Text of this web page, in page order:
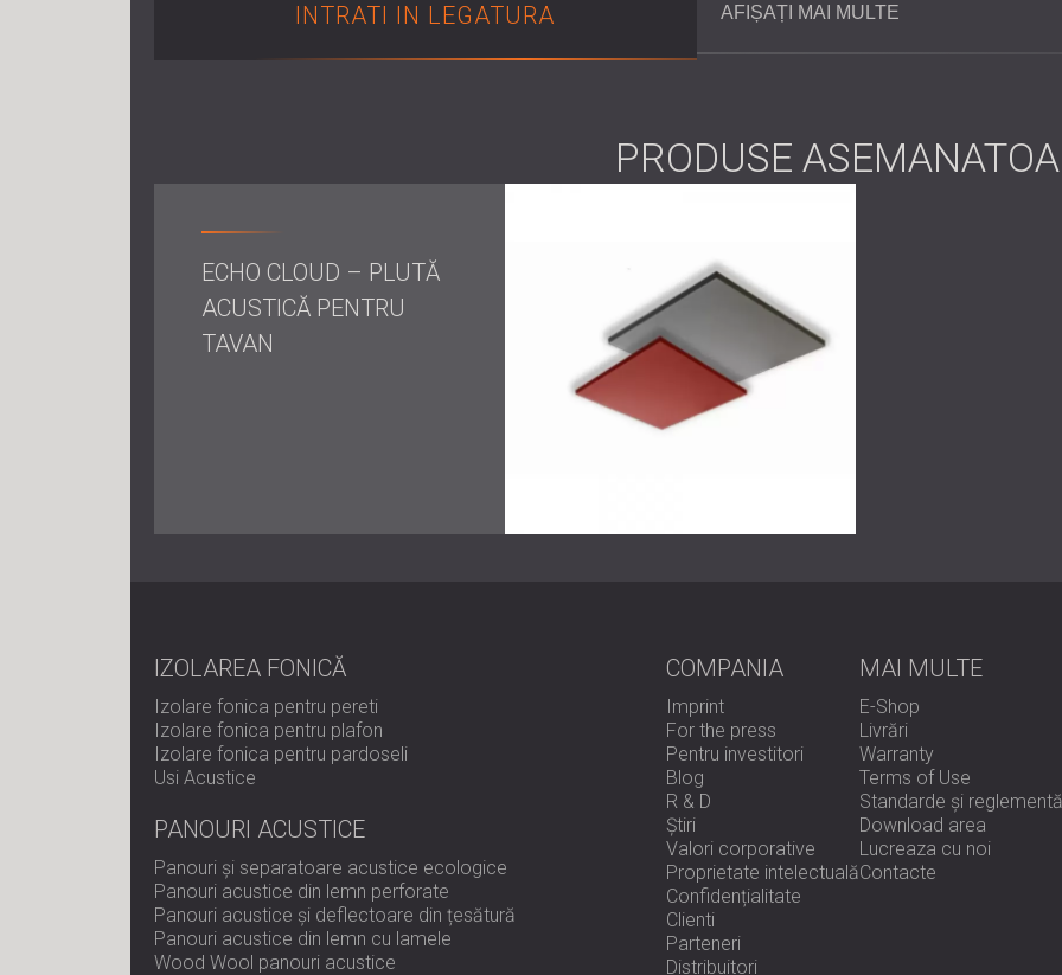
INTRATI IN LEGATURA
acustice superioare, în timp ce se îmbină
selectat cu atenție pentru a se potrivi cu
îmbunătățită a vorbirii, asigurând o
confortabil și mai plăcut pentru meseni.
oferit un accent izbitor, ridicând atmosfera
Importanța acusticii în
Spațiile culturale și istorice sunt adesea
acustica, dar ele se numără printre mediile
perioadă în care ai vizitat un astfel de loc –
îndepărtată și detașată care a făcut
necesită soluții acustice personalizate care
AFIȘAȚI MAI MULTE
PRODUSE
ECHO CLOUD – PLUTĂ
ACUSTICĂ PENTRU
TAVAN
IZOLAREA FONICĂ
Izolare fonica pentru pereti
Izolare fonica pentru plafon
Izolare fonica pentru pardoseli
Usi Acustice
PANOURI ACUSTICE
Panouri și separatoare acustice ecologice
Panouri acustice din lemn perforate
Panouri acustice și deflectoare din țesătură
Panouri acustice din lemn cu lamele
Wood Wool panouri acustice
COMPANIA
Imprint
For the press
Pentru investitori
Blog
R & D
Știri
Valori corporative
Proprietate intelectuală
Confidențialitate
Clienti
Parteneri
Distribuitori
MAI MULTE
E-Shop
Livrări
Warranty
Terms of Use
Standarde și
Download area
Lucreaza cu noi
Contacte